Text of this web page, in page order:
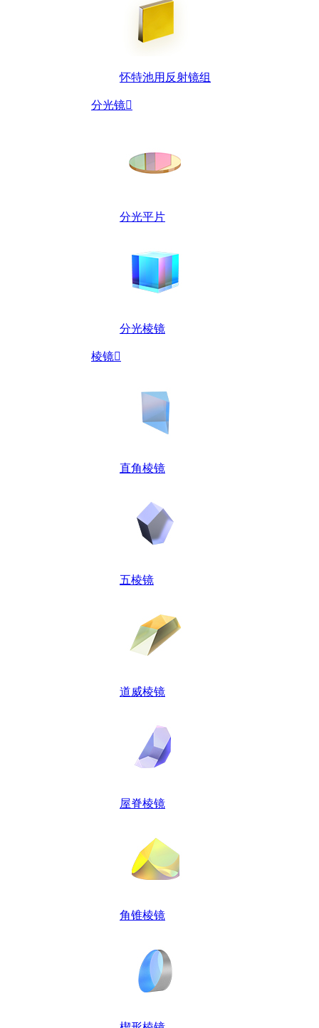
怀特池用反射镜组
分光镜
分光平片
分光棱镜
棱镜
直角棱镜
五棱镜
道威棱镜
屋脊棱镜
角锥棱镜